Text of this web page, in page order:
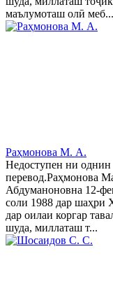
маълумоташ олӣ меб...
Раҳмонова М. А.
Недоступен ни однин
перевод.Раҳмонова
Абдуманоновна 12-
соли 1988 дар шаҳри
дар оилаи коргар
шуда, миллаташ т...